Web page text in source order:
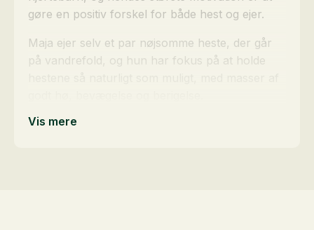
gøre en positiv forskel for både hest og ejer.
Maja ejer selv et par nøjsomme heste, der går
på vandrefold, og hun har fokus på at holde
Vis mere